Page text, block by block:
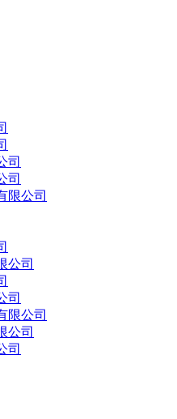
司
司
限公司
公司
司
限公司
公司
司